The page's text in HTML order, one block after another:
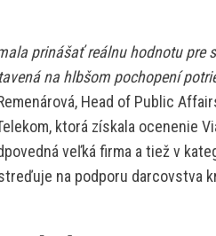
prinášať reálnu hodnotu pre
na hlbšom pochopení
Head of Public
ktorá získala ocenenie
veľká firma a tiež v
na podporu darcovstva